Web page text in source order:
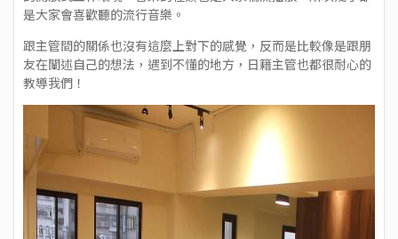
是大家會喜歡聽的流行音樂。
跟主管間的關係也沒有這麼上對下的感覺，反而是比較像是跟朋
友在闡述自己的想法，遇到不懂的地方，日籍主管也都很耐心的
教導我們！